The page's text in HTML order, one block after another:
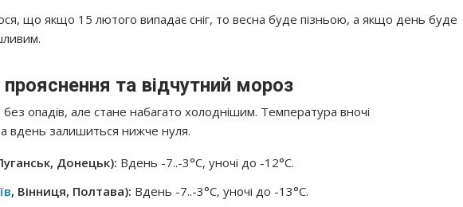
що якщо 15 лютого випадає сніг, то весна буде пізньою, а якщо день буде
та відчутний мороз
опадів, але стане набагато холоднішим. Температура вночі
вдень залишиться нижче нуля.
Донецьк): Вдень -7..-3°C, уночі до -12°C.
, Вінниця, Полтава): Вдень -7..-3°C, уночі до -13°C.